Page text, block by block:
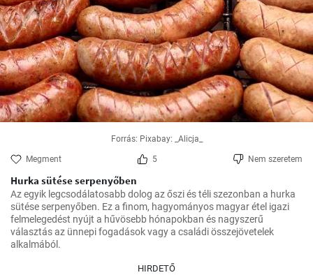
Forrás: Pixabay: _Alicja_
Megment 5 Nem szeretem
Hurka sütése serpenyőben
Az egyik legcsodálatosabb dolog az őszi és téli szezonban a hurka
sütése serpenyőben. Ez a finom, hagyományos magyar étel igazi
felmelegedést nyújt a hűvösebb hónapokban és nagyszerű
választás az ünnepi fogadások vagy a családi összejövetelek
alkalmából.
HIRDETŐ